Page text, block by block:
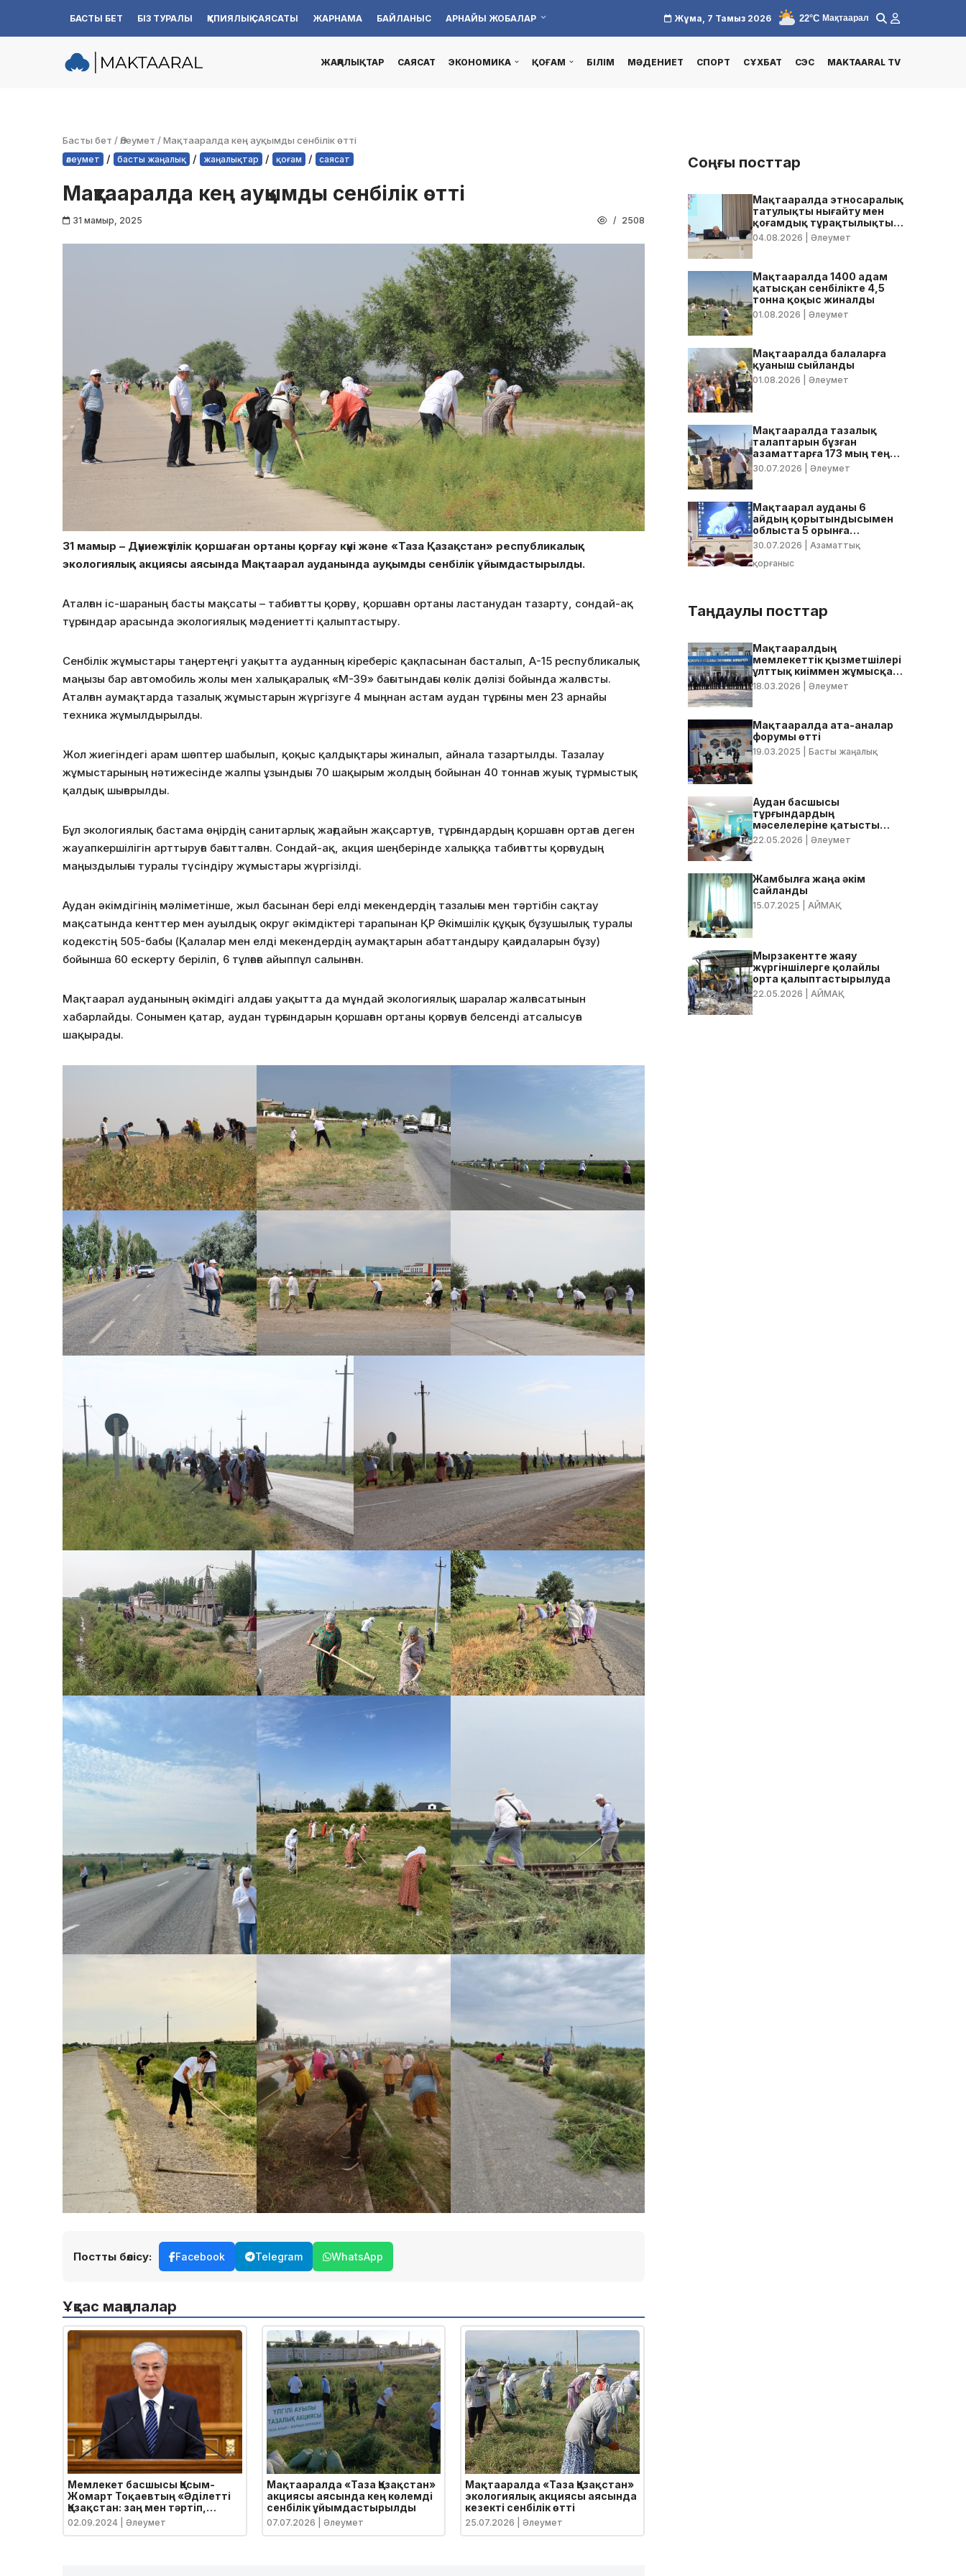
Skip
БАСТЫ БЕТ БІЗ ТУРАЛЫ ҚҰПИЯЛЫҚ САЯСАТЫ ЖАРНАМА БАЙЛАНЫС АРНАЙЫ ЖОБАЛАР Жұма, 7 Тамыз 2026 22°C Мақтаарал
ЖАҢАЛЫҚТАР САЯСАТ ЭКОНОМИКА ҚОҒАМ БІЛІМ МӘДЕНИЕТ СПОРТ СҰХБАТ СЭС MAKTAARAL TV
Басты бет /Әлеумет /Мақтааралда кең ауқымды сенбілік өтті
әлеумет / басты жаңалық / жаңалықтар / қоғам / саясат
Мақтааралда кең ауқымды сенбілік өтті
31 мамыр, 2025 2508
31 мамыр – Дүниежүзілік қоршаған ортаны қорғау күні және «Таза Қазақстан» республикалық
экологиялық акциясы аясында Мақтаарал ауданында ауқымды сенбілік ұйымдастырылды.
Аталған іс-шараның басты мақсаты – табиғатты қорғау, қоршаған ортаны ластанудан тазарту, сондай-ақ
тұрғындар арасында экологиялық мәдениетті қалыптастыру.
Сенбілік жұмыстары таңертеңгі уақытта ауданның кіреберіс қақпасынан басталып, А-15 республикалық
маңызы бар автомобиль жолы мен халықаралық «М-39» бағытындағы көлік дәлізі бойында жалғасты.
Аталған аумақтарда тазалық жұмыстарын жүргізуге 4 мыңнан астам аудан тұрғыны мен 23 арнайы
техника жұмылдырылды.
Жол жиегіндегі арам шөптер шабылып, қоқыс қалдықтары жиналып, айнала тазартылды. Тазалау
жұмыстарының нәтижесінде жалпы ұзындығы 70 шақырым жолдың бойынан 40 тоннаға жуық тұрмыстық
қалдық шығарылды.
Бұл экологиялық бастама өңірдің санитарлық жағдайын жақсартуға, тұрғындардың қоршаған ортаға деген
жауапкершілігін арттыруға бағытталған. Сондай-ақ, акция шеңберінде халыққа табиғатты қорғаудың
маңыздылығы туралы түсіндіру жұмыстары жүргізілді.
Аудан әкімдігінің мәліметінше, жыл басынан бері елді мекендердің тазалығы мен тәртібін сақтау
мақсатында кенттер мен ауылдық округ әкімдіктері тарапынан ҚР Әкімшілік құқық бұзушылық туралы
кодекстің 505-бабы (Қалалар мен елдi мекендердiң аумақтарын абаттандыру қағидаларын бұзу)
бойынша 60 ескерту беріліп, 6 тұлғаға айыппұл салынған.
Мақтаарал ауданының әкімдігі алдағы уақытта да мұндай экологиялық шаралар жалғасатынын
хабарлайды. Сонымен қатар, аудан тұрғындарын қоршаған ортаны қорғауға белсенді атсалысуға
шақырады.
Постты бөлісу: Facebook Telegram WhatsApp
Ұқсас мақалалар
Мемлекет басшысы Қасым-
Жомарт Тоқаевтың «Әділетті
Қазақстан: заң мен тәртіп,
экономикалық өсім, қоғамдық
оптимизм» атты Қазақстан
02.09.2024 | Әлеумет
Мақтааралда «Таза Қазақстан»
акциясы аясында кең көлемді
сенбілік ұйымдастырылды
07.07.2026 | Әлеумет
Мақтааралда «Таза Қазақстан»
экологиялық акциясы аясында
кезекті сенбілік өтті
25.07.2026 | Әлеумет
Соңғы посттар
Мақтааралда этносаралық
татулықты нығайту мен
қоғамдық тұрақтылықты
қамтамасыз ету бойынша
жедел кеңес өтті
04.08.2026 | Әлеумет
Мақтааралда 1400 адам
қатысқан сенбілікте 4,5
тонна қоқыс жиналды
01.08.2026 | Әлеумет
Мақтааралда балаларға
қуаныш сыйланды
01.08.2026 | Әлеумет
Мақтааралда тазалық
талаптарын бұзған
азаматтарға 173 мың теңге
көлемінде айыппұл
30.07.2026 | Әлеумет
Мақтаарал ауданы 6
айдың қорытындысымен
облыста 5 орынға
тұрақтады
30.07.2026 | Азаматтық
қорғаныс
Таңдаулы посттар
Мақтааралдың
мемлекеттік қызметшілері
ұлттық киіммен жұмысқа
келді
18.03.2026 | Әлеумет
Мақтааралда ата-аналар
форумы өтті
19.03.2025 | Басты жаңалық
Аудан басшысы
тұрғындардың
мәселелеріне қатысты
нақты тапсырмалар берді
22.05.2026 | Әлеумет
Жамбылға жаңа әкім
сайланды
15.07.2025 | АЙМАҚ
Мырзакентте жаяу
жүргіншілерге қолайлы
орта қалыптастырылуда
22.05.2026 | АЙМАҚ